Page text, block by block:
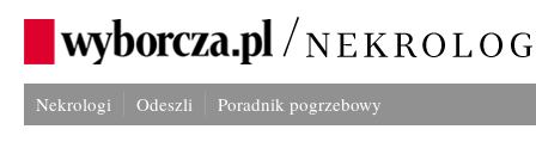
Nekrologi Odeszli Poradnik pogrzebowy